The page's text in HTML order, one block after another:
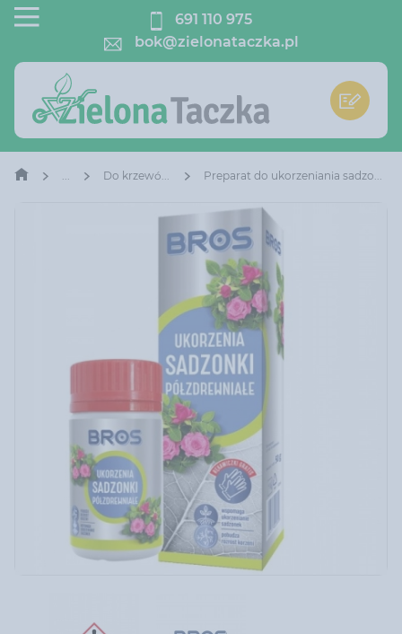
691 110 975
bok@zielonataczka.pl
Do krzewów owocowych Preparat do ukorzeniania sadzonek półzdrewniałych Bros 70 g